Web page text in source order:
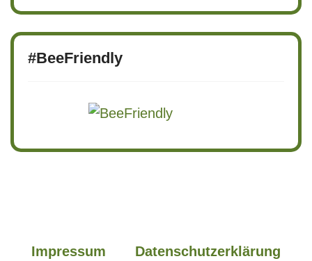
#BeeFriendly
Impressum Datenschutzerklärung